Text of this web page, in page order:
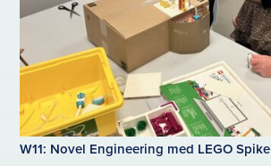
W11: Novel Engineering med LEGO Spike